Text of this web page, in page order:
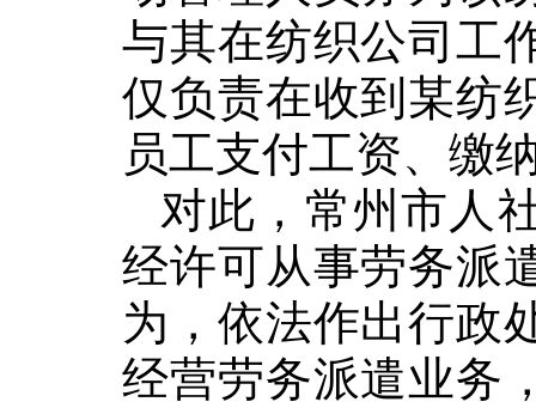
与其在纺织公司工
仅负责在收到某纺
员工支付工资、缴
对此， 常州市 人
经许可从事劳务派
为，依法作出行政
经营劳务派遣业务